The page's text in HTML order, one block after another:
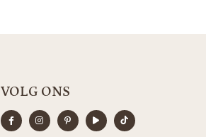
VOLG ONS